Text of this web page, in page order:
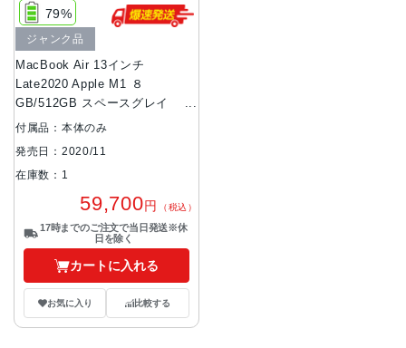
MacBook Air 13インチ
Late2020 Apple M1 ８
GB/512GB スペースグレイ
A2337 ジャンク品
79%
ジャンク品
付属品：本体のみ
発売日：2020/11
在庫数：1
59,700円 （税込）
17時までのご注文で当日発送※休
日を除く
カートに入れる
お気に入り 比較する